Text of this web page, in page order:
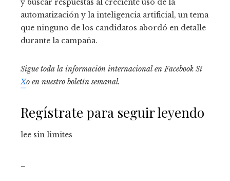
y buscar respuestas al creciente uso de la
automatización y la inteligencia artificial, un tema
que ninguno de los candidatos abordó en detalle
durante la campaña.
Sigue toda la información internacional enFacebook Sí
Xo en nuestro boletín semanal.
Regístrate para seguir leyendo
lee sin limites